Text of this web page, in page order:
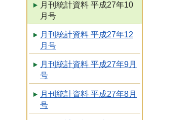
月刊統計資料 平成27年10
月号
月刊統計資料 平成27年12
月号
月刊統計資料 平成27年9月
号
月刊統計資料 平成27年8月
号